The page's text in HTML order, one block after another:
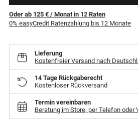
Oder ab 125 € / Monatin 12 Raten
0% easyCredit Ratenzahlung bis 12 Monate
Lieferung
Kostenfreier Versand nach
14 Tage Rückgaberecht
Kostenloser Rückversand
Termin vereinbaren
Beratung im Store, per Telefon oder